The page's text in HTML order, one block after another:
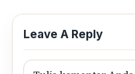
Leave A Reply